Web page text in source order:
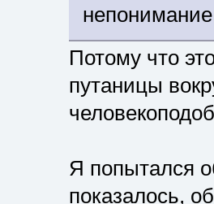
Потому что
путаницы
Я попытался
показалось,